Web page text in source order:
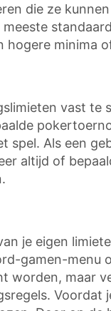
die ze
minima
vast te
spel. Als een
altijd of
je eigen
gamen-menu
worden, maar
Voordat